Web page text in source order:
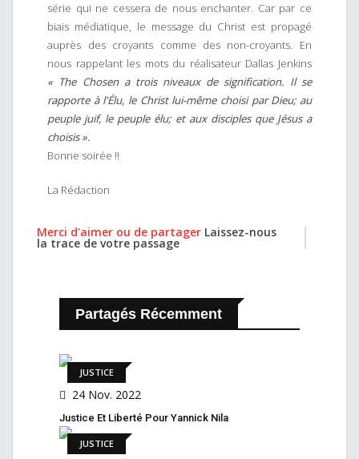
série qui ne cessera de nous enchanter. Car par ce
biais médiatique, le message du Christ est propagé
auprès des croyants comme des non-croyants. En
nous rappelant les mots du réalisateur Dallas Jenkins
« The Chosen a trois niveaux de signification. Il se
rapporte à l'Élu, le Christ lui-même choisi par Dieu; au
peuple juif, le peuple élu; et aux disciples que Jésus a
choisis ».
Bonne soirée !!
La Rédaction
Merci d'aimer ou de partager Laissez-nous
la trace de votre passage
Partagés Récemment
JUSTICE
24 Nov. 2022
Justice Et Liberté Pour Yannick Nila
JUSTICE